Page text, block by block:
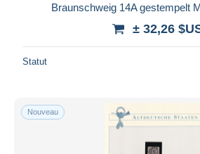
Braunschweig 14A gestempelt
± 32,26
Statut
Nouveau